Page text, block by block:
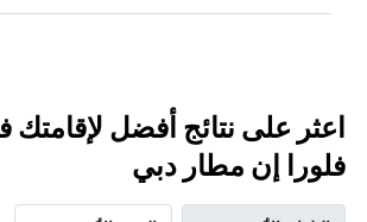
اعثر على نتائج أفضل
فلورا إن مطار دبي